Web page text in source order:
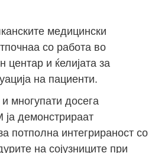
медицински
со работа во
центар и ќелијата за
на пациенти.
многупати досега
демонстрираат
потполна интегрираност со
на сојузниците при